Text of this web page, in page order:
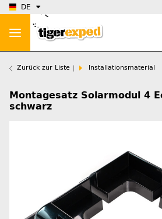
DE
Zurück zur Liste Installationsmaterial
Montagesatz Solarmodul 4
schwarz